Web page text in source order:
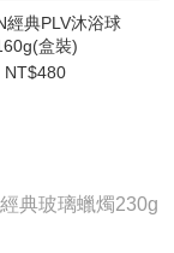
經典PLV沐浴球
盒裝)
NT$480